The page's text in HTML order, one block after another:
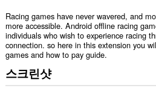
Racing games have never wavered, and
more accessible. Android offline racing
individuals who wish to experience racing
connection. so here in this extension you
games and how to pay guide.
스크린샷